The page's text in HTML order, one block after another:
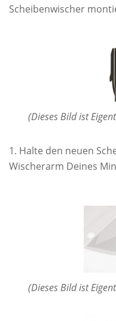
Scheibenwischer
(Dieses Bild ist
Halte den neuen
Wischerarm Deines
(Dieses Bild ist